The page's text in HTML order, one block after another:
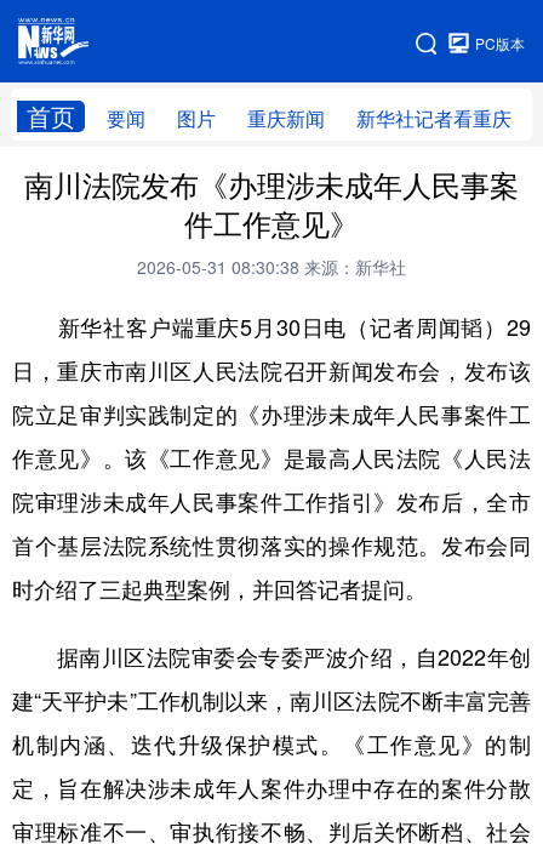
PC版本
首页 要闻 图片 重庆新闻 新华社记者看重庆
网站地图
南川法院发布《办理涉未成年人民事案
件工作意见》
2026-05-31 08:30:38 来源：新华社
新华社客户端重庆5月30日电（记者周闻韬）29
日，重庆市南川区人民法院召开新闻发布会，发布该
院立足审判实践制定的《办理涉未成年人民事案件工
作意见》。该《工作意见》是最高人民法院《人民法
院审理涉未成年人民事案件工作指引》发布后，全市
首个基层法院系统性贯彻落实的操作规范。发布会同
时介绍了三起典型案例，并回答记者提问。
据南川区法院审委会专委严波介绍，自2022年创
建“天平护未”工作机制以来，南川区法院不断丰富完善
机制内涵、迭代升级保护模式。《工作意见》的制
定，旨在解决涉未成年人案件办理中存在的案件分散
审理标准不一、审执衔接不畅、判后关怀断档、社会